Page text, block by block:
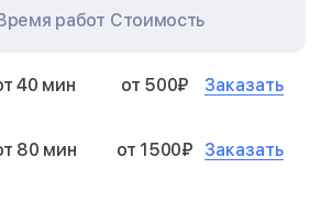
работ Стоимость
40 мин от 500₽ Заказать
80 мин от 1500₽ Заказать